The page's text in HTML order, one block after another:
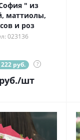
" из
маттиолы,
и роз
023136
руб. ?
руб./шт